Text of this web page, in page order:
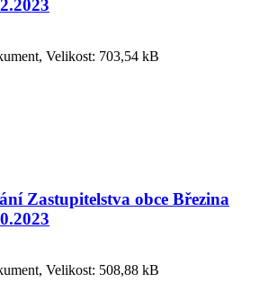
Velikost: 703,54 kB
Zastupitelstva obce Březina
Velikost: 508,88 kB